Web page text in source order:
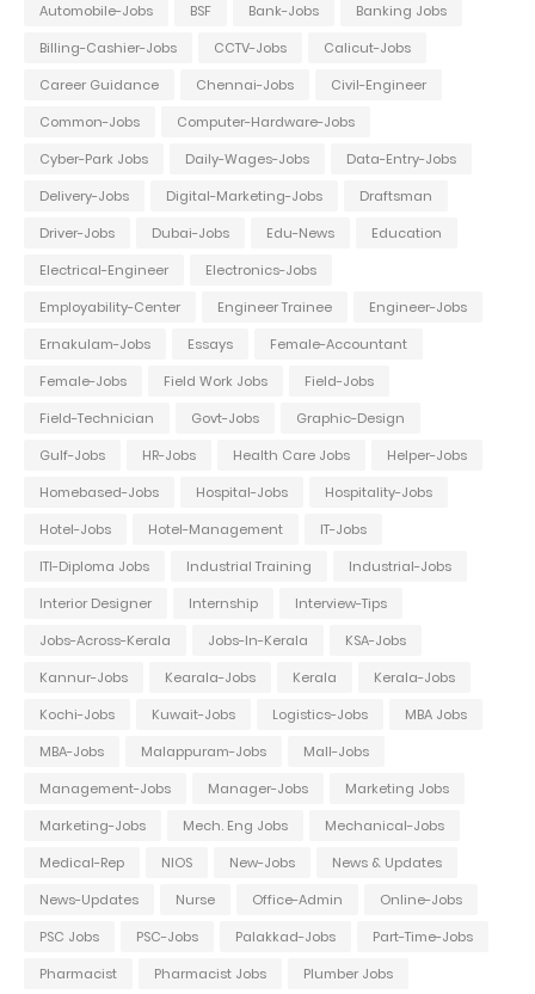
Automobile-Jobs BSF Bank-Jobs
Banking Jobs
Billing-Cashier-Jobs
CCTV-Jobs
Calicut-Jobs
Career Guidance
Chennai-Jobs
Civil-Engineer
Common-Jobs
Computer-Hardware-Jobs
Cyber-Park Jobs
Daily-Wages-Jobs
Data-Entry-Jobs
Delivery-Jobs
Digital-Marketing-Jobs
Draftsman
Driver-Jobs
Dubai-Jobs Edu-News
Education
Electrical-Engineer
Electronics-Jobs
Employability-Center
Engineer Trainee
Engineer-Jobs
Ernakulam-Jobs
Essays
Female-Accountant
Female-Jobs
Field Work Jobs
Field-Jobs
Field-Technician
Govt-Jobs
Graphic-Design
Gulf-Jobs
HR-Jobs Health Care Jobs
Helper-Jobs
Homebased-Jobs
Hospital-Jobs
Hospitality-Jobs
Hotel-Jobs
Hotel-Management
IT-Jobs
ITI-Diploma Jobs
Industrial Training
Industrial-Jobs
Interior Designer
Internship
Interview-Tips
Jobs-Across-Kerala
Jobs-In-Kerala
KSA-Jobs
Kannur-Jobs
Kearala-Jobs Kerala
Kerala-Jobs
Kochi-Jobs
Kuwait-Jobs Logistics-Jobs
MBA Jobs
MBA-Jobs
Malappuram-Jobs
Mall-Jobs
Management-Jobs
Manager-Jobs
Marketing Jobs
Marketing-Jobs
Mech. Eng Jobs
Mechanical-Jobs
Medical-Rep
NIOS New-Jobs
News & Updates
News-Updates
Nurse Office-Admin
Online-Jobs
PSC Jobs
PSC-Jobs Palakkad-Jobs
Part-Time-Jobs
Pharmacist
Pharmacist Jobs
Plumber Jobs